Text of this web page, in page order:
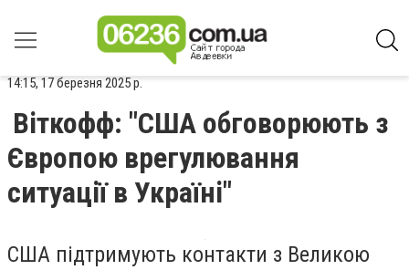
14:15, 17 березня 2025 р.
Віткофф: "США обговорюють з
Європою врегулювання
ситуації в Україні"
США підтримують контакти з Великою